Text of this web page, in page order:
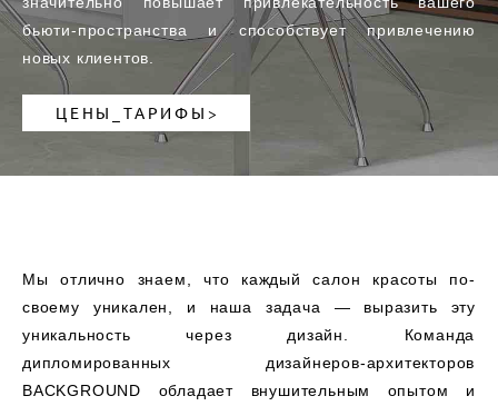
бьюти-пространства и способствует привлечению
новых клиентов.
ЦЕНЫ_ТАРИФЫ>
Мы отлично знаем, что каждый салон красоты по-
своему уникален, и наша задача — выразить эту
уникальность через дизайн. Команда
дипломированных дизайнеров-архитекторов
BACKGROUND обладает внушительным опытом и